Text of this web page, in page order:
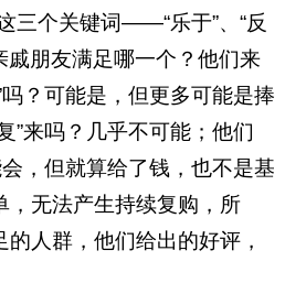
三个关键词——“乐于”、“反
朋友满足哪一个？他们来
？可能是，但更多可能是捧
”来吗？几乎不可能；他们
，但就算给了钱，也不是基
，无法产生持续复购，所
人群，他们给出的好评，